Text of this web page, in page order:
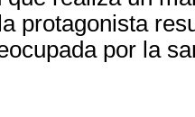
protagonista
por la